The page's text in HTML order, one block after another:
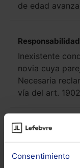
Consentimiento
de edad
Inexistente
novia cuya
Necesaria
vía del art.
Ver más
Novedades